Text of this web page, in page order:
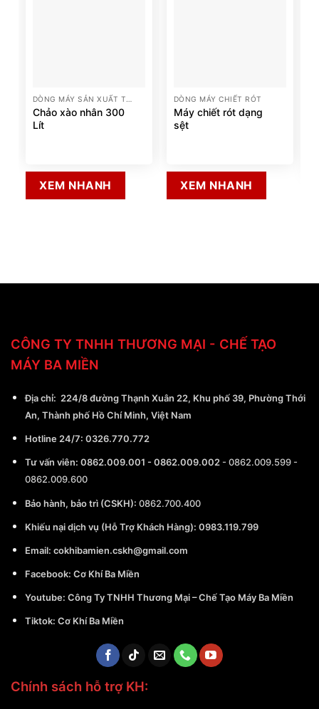
DÒNG MÁY SẢN XUẤT THỰC PHẨM
Chảo xào nhân 300
Lít
XEM NHANH
DÒNG MÁY CHIẾT RÓT
Máy chiết rót dạng
sệt
XEM NHANH
CÔNG TY TNHH THƯƠNG MẠI - CHẾ TẠO
MÁY BA MIỀN
Địa chỉ: 224/8 đường Thạnh Xuân 22, Khu phố 39, Phường Thới
An, Thành phố Hồ Chí Minh, Việt Nam
Hotline 24/7: 0326.770.772
Tư vấn viên: 0862.009.001 - 0862.009.002 - 0862.009.599 -
0862.009.600
Bảo hành, bảo trì (CSKH): 0862.700.400
Khiếu nại dịch vụ (Hỗ Trợ Khách Hàng): 0983.119.799
Email: cokhibamien.cskh@gmail.com
Facebook: Cơ Khí Ba Miền
Youtube: Công Ty TNHH Thương Mại – Chế Tạo Máy Ba Miền
Tiktok: Cơ Khí Ba Miền
Chính sách hỗ trợ KH: